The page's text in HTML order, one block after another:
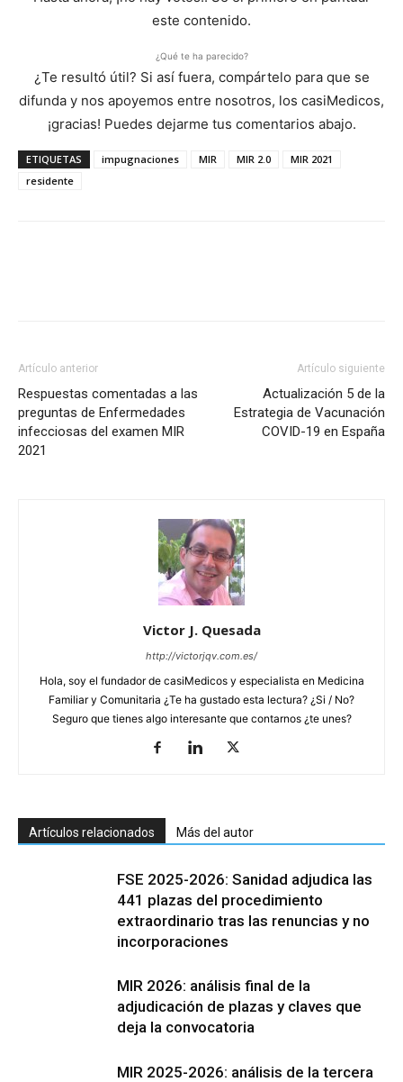
este contenido.
¿Qué te ha parecido?
¿Te resultó útil? Si así fuera, compártelo para que se
difunda y nos apoyemos entre nosotros, los casiMedicos,
¡gracias! Puedes dejarme tus comentarios abajo.
ETIQUETAS impugnaciones MIR MIR 2.0
MIR 2021
residente
Artículo anterior
Respuestas comentadas a las
preguntas de Enfermedades
infecciosas del examen MIR
2021
Artículo siguiente
Actualización 5 de la
Estrategia de Vacunación
COVID-19 en España
Victor J. Quesada
http://victorjqv.com.es/
Hola, soy el fundador de casiMedicos y especialista en Medicina
Familiar y Comunitaria ¿Te ha gustado esta lectura? ¿Si / No?
Seguro que tienes algo interesante que contarnos ¿te unes?
Artículos relacionados Más del autor
FSE 2025-2026: Sanidad adjudica las
441 plazas del procedimiento
extraordinario tras las renuncias y no
incorporaciones
MIR 2026: análisis final de la
adjudicación de plazas y claves que
deja la convocatoria
MIR 2025-2026: análisis de la tercera